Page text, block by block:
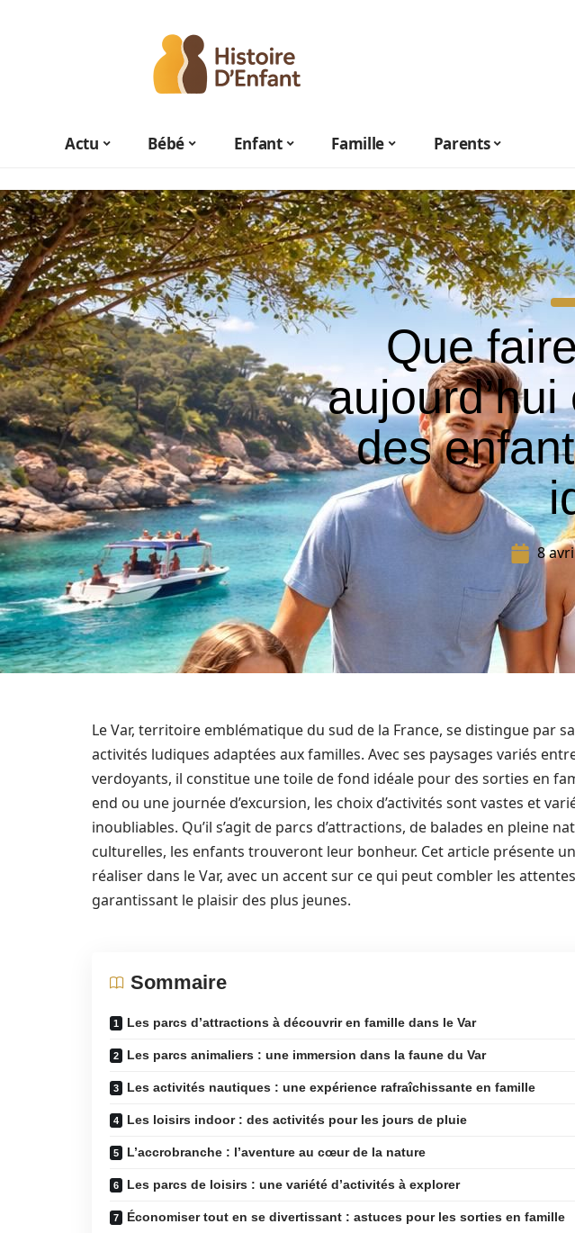
Actu Bébé Enfant Famille Parents
Que
des
8
Le Var, territoire emblématique du sud de la France, se distingue par
activités ludiques adaptées aux familles. Avec ses paysages variés
verdoyants, il constitue une toile de fond idéale pour des sorties en
end ou une journée d’excursion, les choix d’activités sont vastes et
inoubliables. Qu’il s’agit de parcs d’attractions, de balades en pleine
culturelles, les enfants trouveront leur bonheur. Cet article présente un
réaliser dans le Var, avec un accent sur ce qui peut combler les
garantissant le plaisir des plus jeunes.
Sommaire
Les parcs d’attractions à découvrir en famille dans le Var
Les parcs animaliers : une immersion dans la faune du Var
Les activités nautiques : une expérience rafraîchissante en famille
Les loisirs indoor : des activités pour les jours de pluie
L’accrobranche : l’aventure au cœur de la nature
Les parcs de loisirs : une variété d’activités à explorer
Économiser tout en se divertissant : astuces pour les sorties en famille